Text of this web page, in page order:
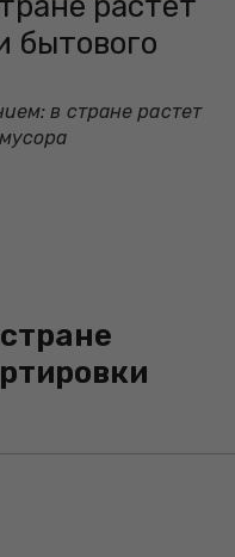
бытового
в стране растет